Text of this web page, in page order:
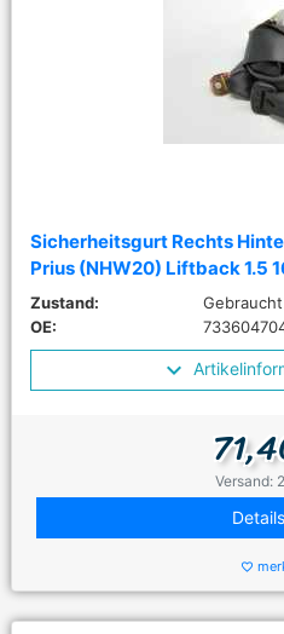
Sicherheitsgurt Rechts
Prius (NHW20) Liftback 1.5
Zustand:
Gebraucht
OE:
Versand:
Details
favorite_border